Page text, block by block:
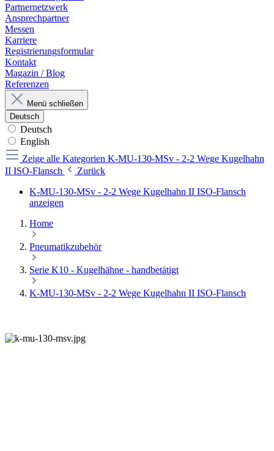
Partnernetzwerk
Ansprechpartner
Messen
Karriere
Registrierungsformular
Kontakt
Magazin / Blog
Referenzen
Menü schließen
Deutsch
Deutsch
English
Zeige alle Kategorien K-MU-130-MSv - 2-2 Wege Kugelhahn
II ISO-Flansch
Zurück
K-MU-130-MSv - 2-2 Wege Kugelhahn II ISO-Flansch
anzeigen
Home
Pneumatikzubehör
Serie K10 - Kugelhähne - handbetätigt
K-MU-130-MSv - 2-2 Wege Kugelhahn II ISO-Flansch